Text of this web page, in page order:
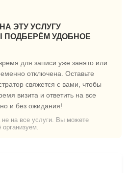
ЭТУ УСЛУГУ
ПОДБЕРЁМ УДОБНОЕ
для записи уже занято или
отключена. Оставьте
свяжется с вами, чтобы
визита и ответить на все
и без ожидания!
не на все услуги. Вы можете
организуем.